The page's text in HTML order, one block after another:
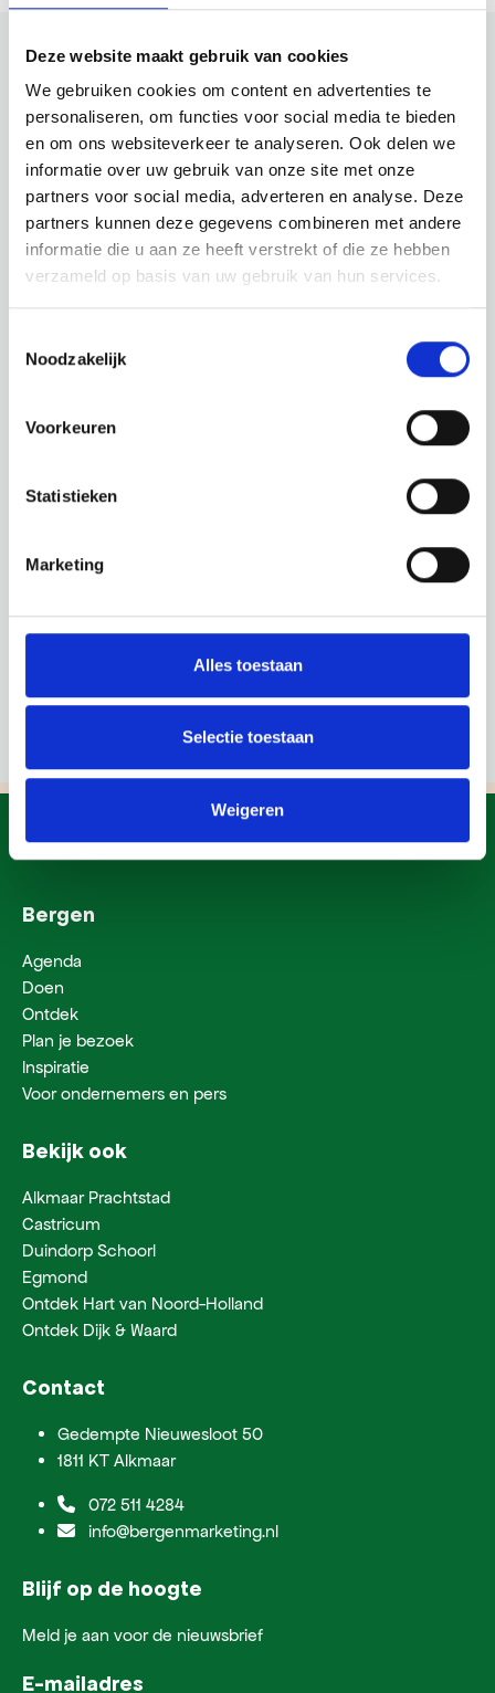
Deze website maakt gebruik van cookies
We gebruiken cookies om content en advertenties te
personaliseren, om functies voor social media te bieden
en om ons websiteverkeer te analyseren. Ook delen we
informatie over uw gebruik van onze site met onze
partners voor social media, adverteren en analyse. Deze
partners kunnen deze gegevens combineren met andere
informatie die u aan ze heeft verstrekt of die ze hebben
verzameld op basis van uw gebruik van hun services.
Noodzakelijk
Voorkeuren
Statistieken
Marketing
Alles toestaan
Selectie toestaan
Weigeren
Bekijk ook eens
Ontdek de rest van de regio! Bekijk de andere websites om
te zien wat deze prachtige omgeving nog meer te bieden
heeft.
Bergen
Agenda
Doen
Ontdek
Plan je bezoek
Inspiratie
Voor ondernemers en pers
Bekijk ook
Alkmaar Prachtstad
Castricum
Duindorp Schoorl
Egmond
Ontdek Hart van Noord-Holland
Ontdek Dijk & Waard
Contact
Gedempte Nieuwesloot 50
1811 KT Alkmaar
072 511 4284
info@bergenmarketing.nl
Blijf op de hoogte
Meld je aan voor de nieuwsbrief
E-mailadres